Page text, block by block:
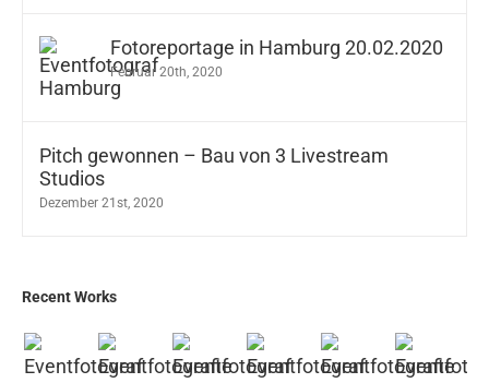
Fotoreportage in Hamburg 20.02.2020
Februar 20th, 2020
Pitch gewonnen – Bau von 3 Livestream
Studios
Dezember 21st, 2020
Recent Works